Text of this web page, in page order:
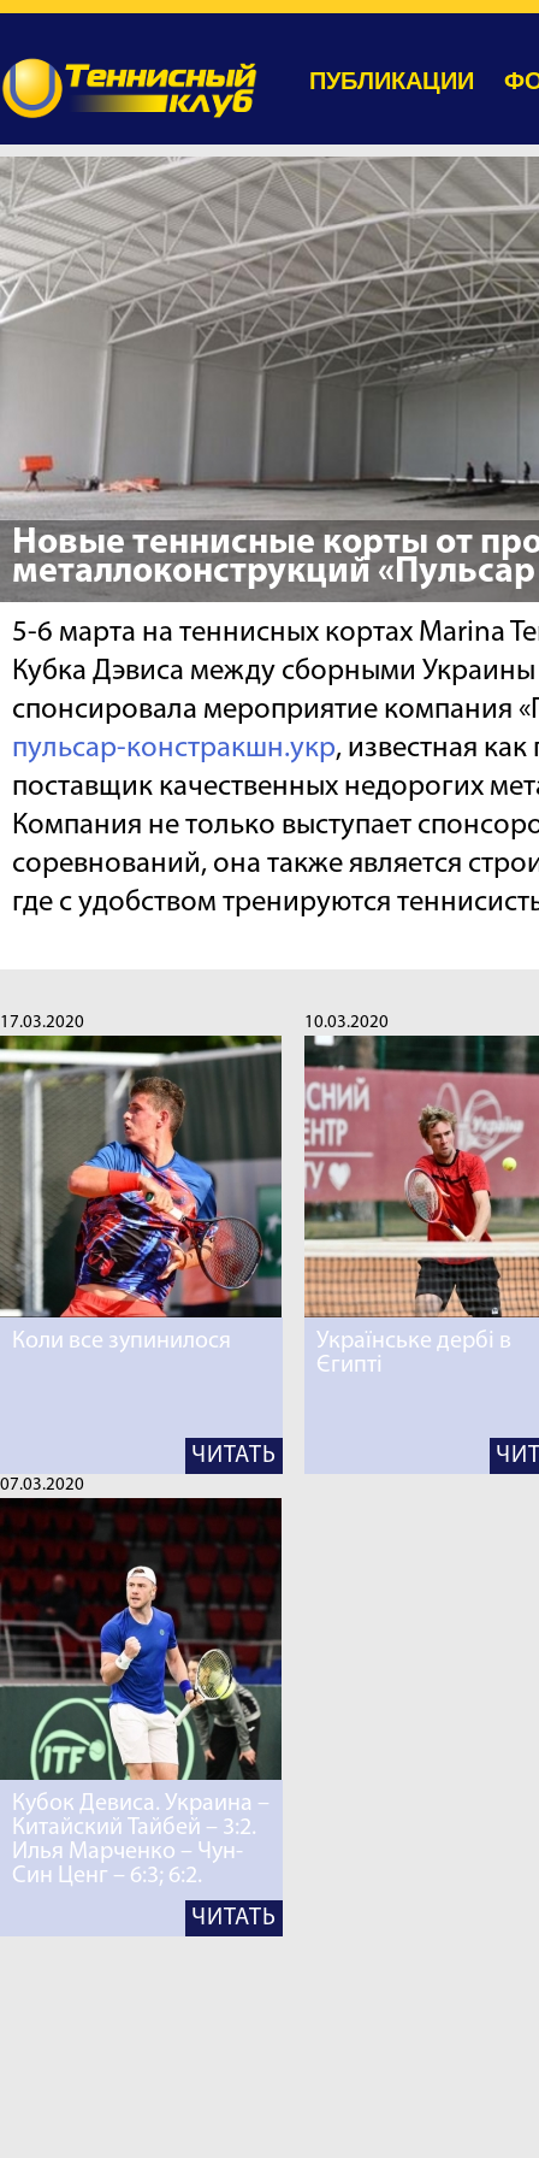
ПУБЛИКАЦИИ
Новые теннисные корты от
металлоконструкций
5-6 марта на теннисных кортах Marina
Кубка Дэвиса между сборными
спонсировала мероприятие компания
пульсар-констракшн.укр, известная
поставщик качественных недорогих
Компания не только выступает
соревнований, она также является
где с удобством тренируются
17.03.2020
Коли все зупинилося
ЧИТАТЬ
10.03.2020
Українське дербі в
Єгипті
07.03.2020
Кубок Девиса. Украина –
Китайский Тайбей – 3:2.
Илья Марченко – Чун-
Син Ценг – 6:3; 6:2.
ЧИТАТЬ